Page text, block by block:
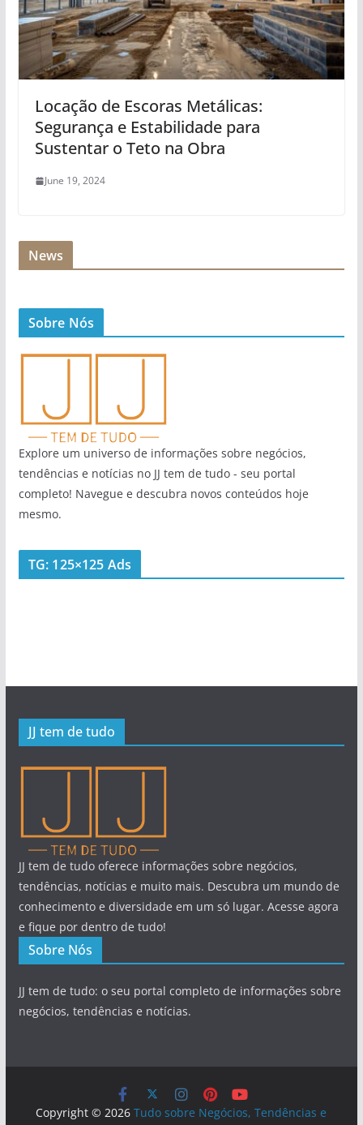
Locação de Escoras Metálicas:
Segurança e Estabilidade para
Sustentar o Teto na Obra
June 19, 2024
News
Sobre Nós
Explore um universo de informações sobre negócios,
tendências e notícias no JJ tem de tudo - seu portal
completo! Navegue e descubra novos conteúdos hoje
mesmo.
TG: 125×125 Ads
JJ tem de tudo
JJ tem de tudo oferece informações sobre negócios,
tendências, notícias e muito mais. Descubra um mundo de
conhecimento e diversidade em um só lugar. Acesse agora
e fique por dentro de tudo!
Sobre Nós
JJ tem de tudo: o seu portal completo de informações sobre
negócios, tendências e notícias.
Copyright © 2026Tudo sobre Negócios, Tendências e